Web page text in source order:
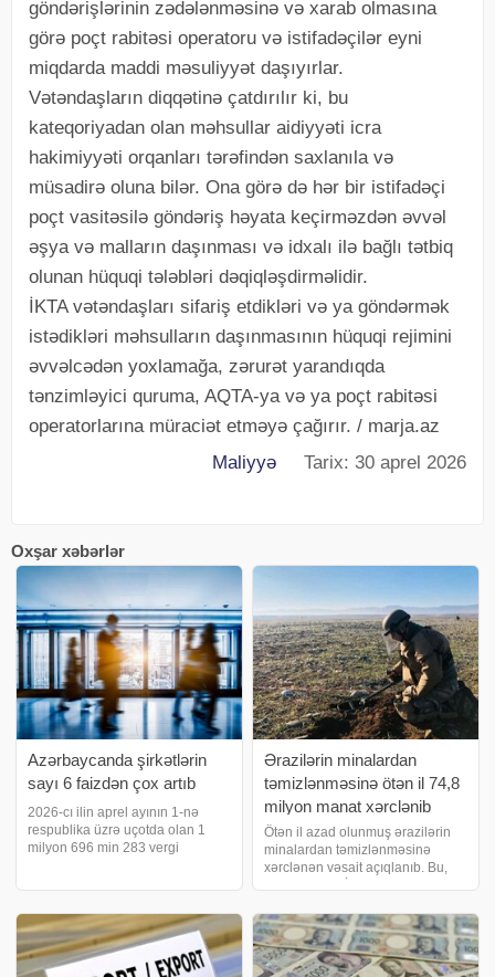
göndərişlərinin zədələnməsinə və xarab olmasına
görə poçt rabitəsi operatoru və istifadəçilər eyni
miqdarda maddi məsuliyyət daşıyırlar.
Vətəndaşların diqqətinə çatdırılır ki, bu
kateqoriyadan olan məhsullar aidiyyəti icra
hakimiyyəti orqanları tərəfindən saxlanıla və
müsadirə oluna bilər. Ona görə də hər bir istifadəçi
poçt vasitəsilə göndəriş həyata keçirməzdən əvvəl
əşya və malların daşınması və idxalı ilə bağlı tətbiq
olunan hüquqi tələbləri dəqiqləşdirməlidir.
İKTA vətəndaşları sifariş etdikləri və ya göndərmək
istədikləri məhsulların daşınmasının hüquqi rejimini
əvvəlcədən yoxlamağa, zərurət yarandıqda
tənzimləyici quruma, AQTA-ya və ya poçt rabitəsi
operatorlarına müraciət etməyə çağırır. / marja.az
Maliyyə Tarix: 30 aprel 2026
Oxşar xəbərlər
Azərbaycanda şirkətlərin
sayı 6 faizdən çox artıb
2026-cı ilin aprel ayının 1-nə
respublika üzrə uçotda olan 1
milyon 696 min 283 vergi
müvafiq dövrü ilə müqayisədə
verg
Ərazilərin minalardan
təmizlənməsinə ötən il 74,8
milyon manat xərclənib
Ötən il azad olunmuş ərazilərin
minalardan təmizlənməsinə
xərclənən vəsait açıqlanıb. Bu,
komitəsinin bu gün keçirilən
iclasında müzakirəyə çıxarılan
"Azərbayca